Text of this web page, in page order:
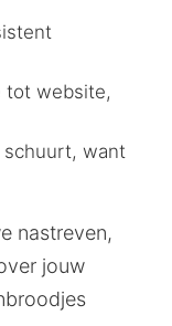
tot website,
schuurt, want
nastreven,
jouw